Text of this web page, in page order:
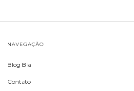
NAVEGAÇÃO
Blog Bia
Contato